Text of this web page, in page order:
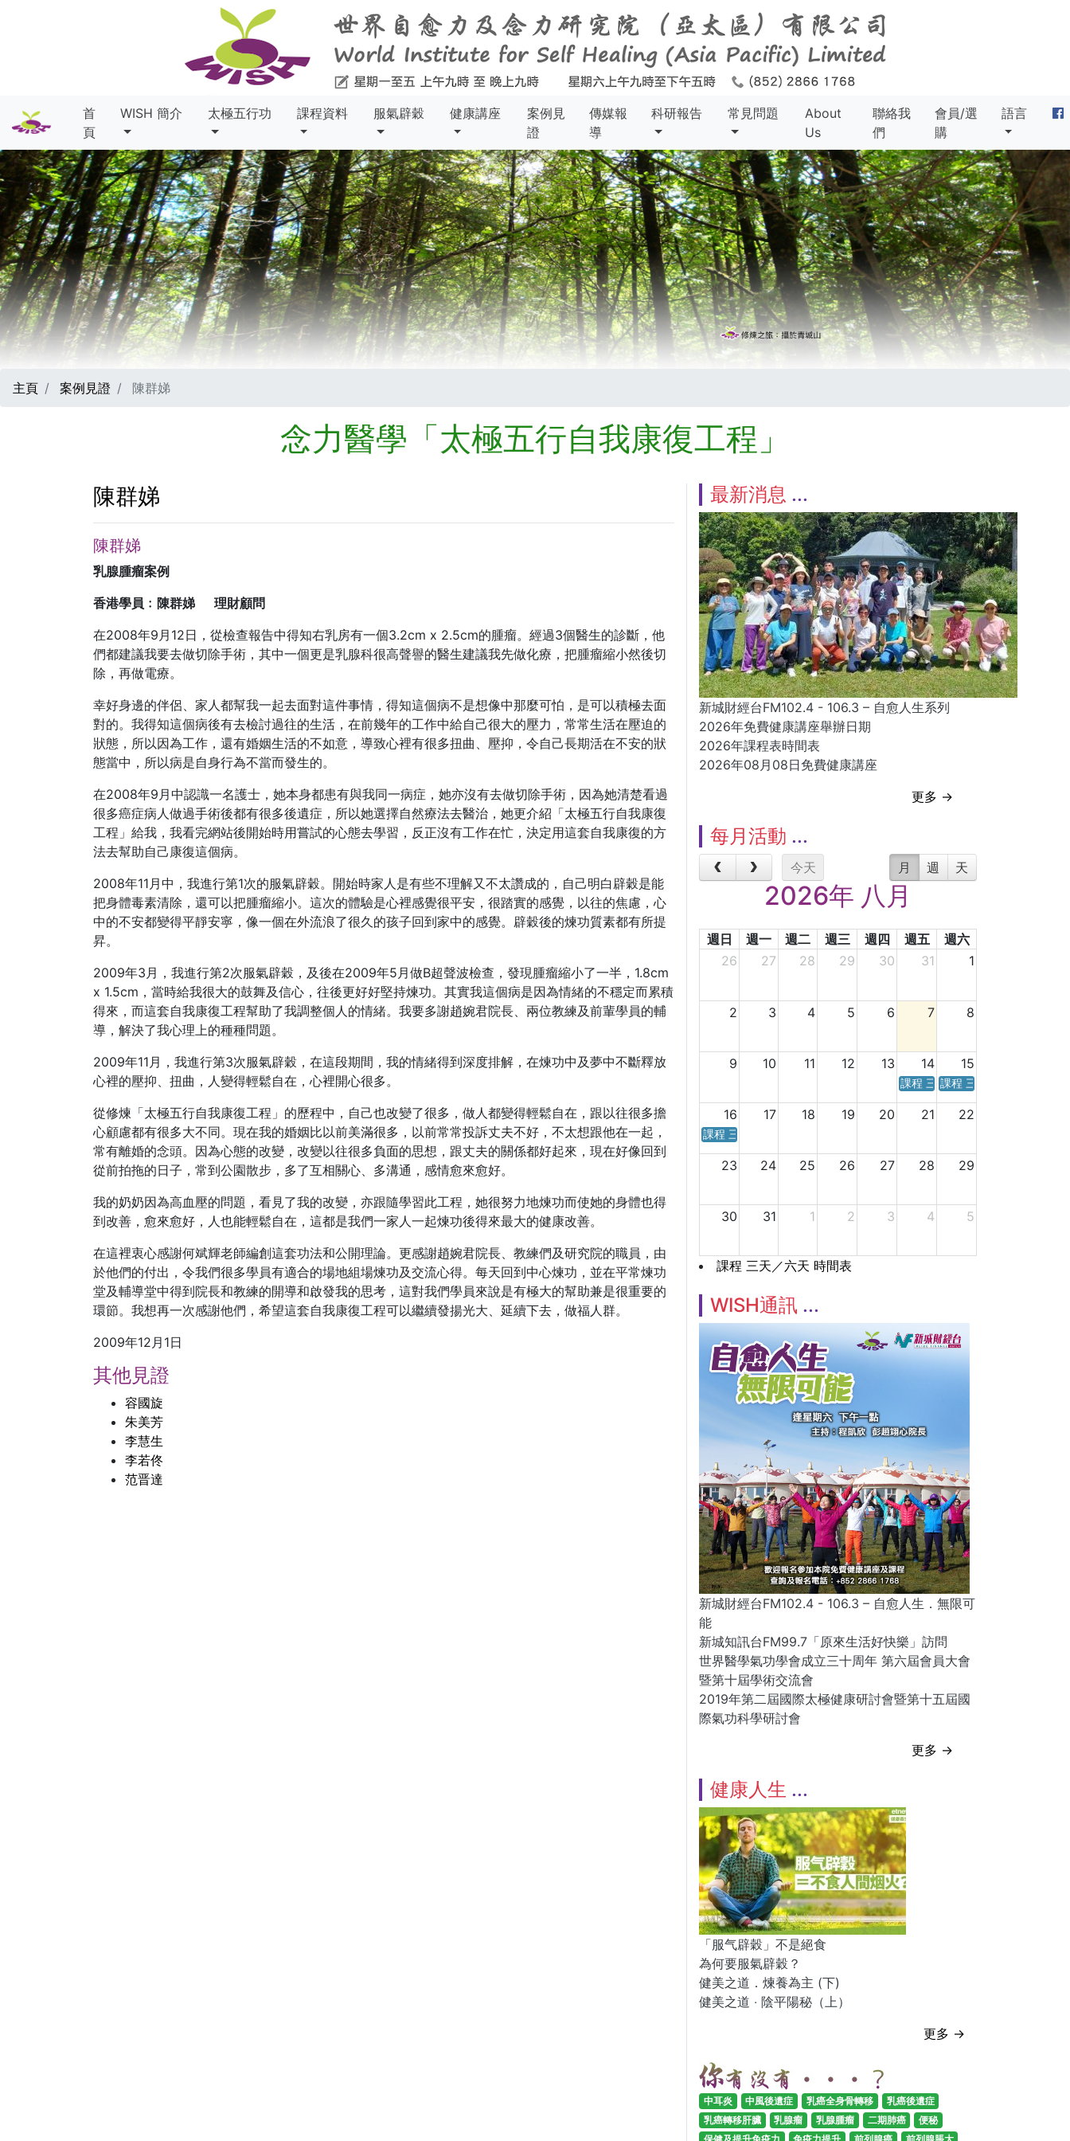
首
頁
WISH 簡介 太極五行功 課程資料 服氣辟穀 健康講座
案例見
證
傳媒報
導
科研報告 常見問題
About
Us
聯絡我
們
會員/選
購
語言
主頁 案例見證 陳群娣
念力醫學「太極五行自我康復工程」
陳群娣
陳群娣
乳腺腫瘤案例
香港學員﹕陳群娣 理財顧問
在2008年9月12日，從檢查報告中得知右乳房有一個3.2cm x 2.5cm的腫瘤。經過3個醫生的診斷，他
們都建議我要去做切除手術，其中一個更是乳腺科很高聲譽的醫生建議我先做化療，把腫瘤縮小然後切
除，再做電療。
幸好身邊的伴侶、家人都幫我一起去面對這件事情，得知這個病不是想像中那麼可怕，是可以積極去面
對的。我得知這個病後有去檢討過往的生活，在前幾年的工作中給自己很大的壓力，常常生活在壓迫的
狀態，所以因為工作，還有婚姻生活的不如意，導致心裡有很多扭曲、壓抑，令自己長期活在不安的狀
態當中，所以病是自身行為不當而發生的。
在2008年9月中認識一名護士，她本身都患有與我同一病症，她亦沒有去做切除手術，因為她清楚看過
很多癌症病人做過手術後都有很多後遺症，所以她選擇自然療法去醫治，她更介紹「太極五行自我康復
工程」給我，我看完網站後開始時用嘗試的心態去學習，反正沒有工作在忙，決定用這套自我康復的方
法去幫助自己康復這個病。
2008年11月中，我進行第1次的服氣辟穀。開始時家人是有些不理解又不太讚成的，自己明白辟穀是能
把身體毒素清除，還可以把腫瘤縮小。這次的體驗是心裡感覺很平安，很踏實的感覺，以往的焦慮，心
中的不安都變得平靜安寧，像一個在外流浪了很久的孩子回到家中的感覺。辟穀後的煉功質素都有所提
昇。
2009年3月，我進行第2次服氣辟穀，及後在2009年5月做B超聲波檢查，發現腫瘤縮小了一半，1.8cm
x 1.5cm，當時給我很大的鼓舞及信心，往後更好好堅持煉功。其實我這個病是因為情緒的不穩定而累積
得來，而這套自我康復工程幫助了我調整個人的情緒。我要多謝趙婉君院長、兩位教練及前輩學員的輔
導，解決了我心理上的種種問題。
2009年11月，我進行第3次服氣辟穀，在這段期間，我的情緒得到深度排解，在煉功中及夢中不斷釋放
心裡的壓抑、扭曲，人變得輕鬆自在，心裡開心很多。
從修煉「太極五行自我康復工程」的歷程中，自己也改變了很多，做人都變得輕鬆自在，跟以往很多擔
心顧慮都有很多大不同。現在我的婚姻比以前美滿很多，以前常常投訴丈夫不好，不太想跟他在一起，
常有離婚的念頭。因為心態的改變，改變以往很多負面的思想，跟丈夫的關係都好起來，現在好像回到
從前拍拖的日子，常到公園散步，多了互相關心、多溝通，感情愈來愈好。
我的奶奶因為高血壓的問題，看見了我的改變，亦跟隨學習此工程，她很努力地煉功而使她的身體也得
到改善，愈來愈好，人也能輕鬆自在，這都是我們一家人一起煉功後得來最大的健康改善。
在這裡衷心感謝何斌輝老師編創這套功法和公開理論。更感謝趙婉君院長、教練們及研究院的職員，由
於他們的付出，令我們很多學員有適合的場地組場煉功及交流心得。每天回到中心煉功，並在平常煉功
堂及輔導堂中得到院長和教練的開導和啟發我的思考，這對我們學員來說是有極大的幫助兼是很重要的
環節。我想再一次感謝他們，希望這套自我康復工程可以繼續發揚光大、延續下去，做福人群。
2009年12月1日
其他見證
容國旋
朱美芳
李慧生
李若佟
范晋達
最新消息
新城財經台FM102.4 - 106.3 – 自愈人生系列
2026年免費健康講座舉辦日期
2026年課程表時間表
2026年08月08日免費健康講座
更多 →
每月活動
今天 月 週 天
2026年 八月
週日 週一 週二 週三 週四 週五
週六
26
27 28 29 30 31 1
2 3 4 5 6 7 8
9 10 11 12 13 14 15
課程 三天／六天 時間表
課程 三天／六天 時間表
16 17 18 19 20 21 22
課程 三天／六天 時間表
23 24 25 26 27 28 29
30 31 1 2 3 4 5
課程 三天／六天 時間表
WISH通訊
新城財經台FM102.4 - 106.3 – 自愈人生．無限可
能
新城知訊台FM99.7「原來生活好快樂」訪問
世界醫學氣功學會成立三十周年 第六屆會員大會
暨第十屆學術交流會
2019年第二屆國際太極健康研討會暨第十五屆國
際氣功科學研討會
更多 →
健康人生
「服气辟穀」不是絕食
為何要服氣辟穀？
健美之道．煉養為主 (下)
健美之道 ‧ 陰平陽秘（上）
更多 →
中耳炎 中風後遺症 乳癌全身骨轉移
乳癌後遺症
乳癌轉移肝臟
乳腺瘤 乳腺腫瘤 二期肺癌
便秘